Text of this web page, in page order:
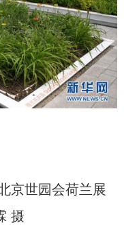
世园会荷兰展
摄